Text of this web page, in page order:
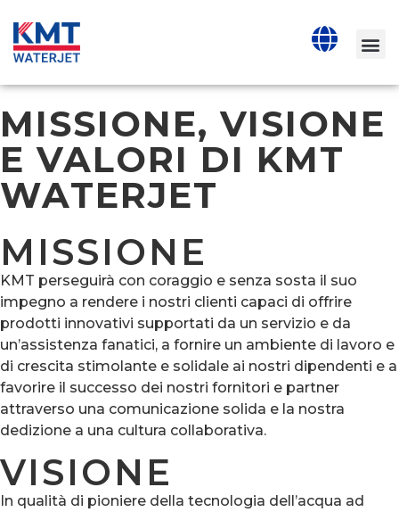
MISSIONE, VISIONE
E VALORI DI KMT
WATERJET
MISSIONE
KMT perseguirà con coraggio e senza sosta il suo
impegno a rendere i nostri clienti capaci di offrire
prodotti innovativi supportati da un servizio e da
un’assistenza fanatici, a fornire un ambiente di lavoro e
di crescita stimolante e solidale ai nostri dipendenti e a
favorire il successo dei nostri fornitori e partner
attraverso una comunicazione solida e la nostra
dedizione a una cultura collaborativa.
VISIONE
In qualità di pioniere della tecnologia dell’acqua ad